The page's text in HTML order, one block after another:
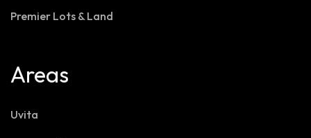
Premier Lots & Land
Areas
Uvita